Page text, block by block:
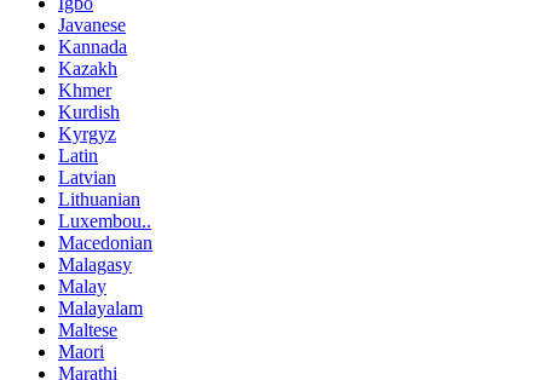
Javanese
Kannada
Kazakh
Khmer
Kurdish
Kyrgyz
Latin
Latvian
Lithuanian
Luxembou..
Macedonian
Malagasy
Malay
Malayalam
Maltese
Maori
Marathi